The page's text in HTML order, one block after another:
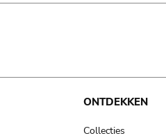
ONTDEKKEN
Collecties